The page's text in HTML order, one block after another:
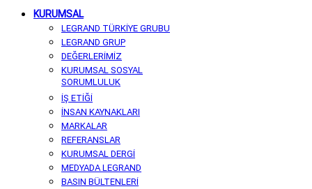
KURUMSAL
LEGRAND TÜRKİYE GRUBU
LEGRAND GRUP
DEĞERLERİMİZ
KURUMSAL SOSYAL
SORUMLULUK
İŞ ETİĞİ
İNSAN KAYNAKLARI
MARKALAR
REFERANSLAR
KURUMSAL DERGİ
MEDYADA LEGRAND
BASIN BÜLTENLERİ